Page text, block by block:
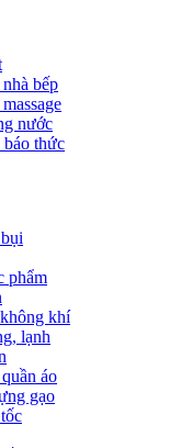
bếp
nước
thức
phẩm
khí
lạnh
áo
gạo